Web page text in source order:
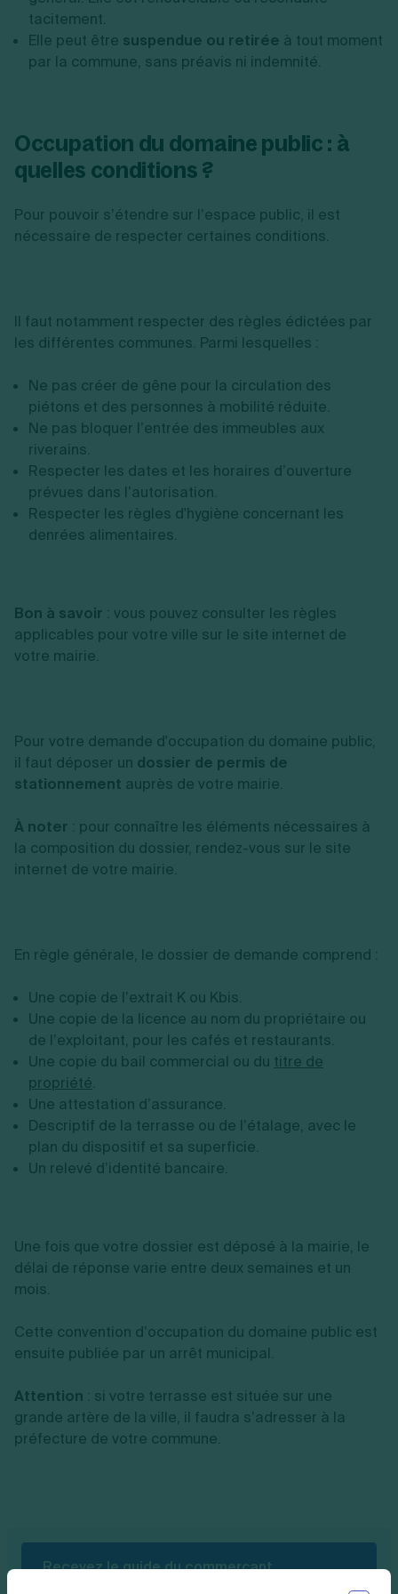
tacitement.
Elle peut être suspendue ou retirée à tout moment
par la commune, sans préavis ni indemnité.
Occupation du domaine public : à
quelles conditions ?
Pour pouvoir s’étendre sur l’espace public, il est
nécessaire de respecter certaines conditions.
Il faut notamment respecter des règles édictées par
les différentes communes. Parmi lesquelles :
Ne pas créer de gêne pour la circulation des
piétons et des personnes à mobilité réduite.
Ne pas bloquer l’entrée des immeubles aux
riverains.
Respecter les dates et les horaires d’ouverture
prévues dans l’autorisation.
Respecter les règles d'hygiène concernant les
denrées alimentaires.
Bon à savoir : vous pouvez consulter les règles
applicables pour votre ville sur le site internet de
votre mairie.
Pour votre demande d'occupation du domaine public,
il faut déposer un dossier de permis de
stationnement auprès de votre mairie.
À noter : pour connaître les éléments nécessaires à
la composition du dossier, rendez-vous sur le site
internet de votre mairie.
En règle générale, le dossier de demande comprend :
Une copie de l’extrait K ou Kbis.
Une copie de la licence au nom du propriétaire ou
de l’exploitant, pour les cafés et restaurants.
Une copie du bail commercial ou du titre de
propriété.
Une attestation d’assurance.
Descriptif de la terrasse ou de l’étalage, avec le
plan du dispositif et sa superficie.
Un relevé d’identité bancaire.
Une fois que votre dossier est déposé à la mairie, le
délai de réponse varie entre deux semaines et un
mois.
Cette convention d’occupation du domaine public est
ensuite publiée par un arrêt municipal.
Attention : si votre terrasse est située sur une
grande artère de la ville, il faudra s’adresser à la
préfecture de votre commune.
Recevez le guide du commerçant